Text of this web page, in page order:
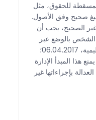
المسقطة للحقوق، مثل
صحيح وفق الأصول.
الصحيح، يجب أن
الشخص بالوضع عبر
محاميه (محكمة إزمير الإدارية الإقليمية، 06.04.2017؛
الدستورية، 3/12/2020). يمنع هذا المبدأ الإدارة
بإجراءاتها غير